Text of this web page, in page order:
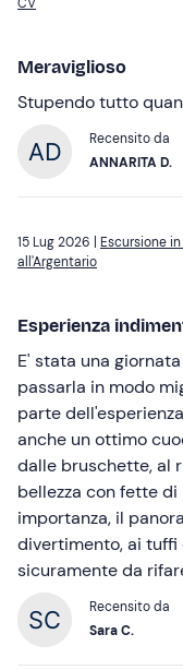
Meraviglioso
Stupendo tutto
Recensito da
ANNARITA D.
15 Lug 2026 | Escursione
all'Argentario
Esperienza
E' stata una
passarla in modo
parte
anche un ottimo
dalle bruschette, al
bellezza con fette di
importanza, il
divertimento, ai tuffi
sicuramente da
Recensito da
Sara C.